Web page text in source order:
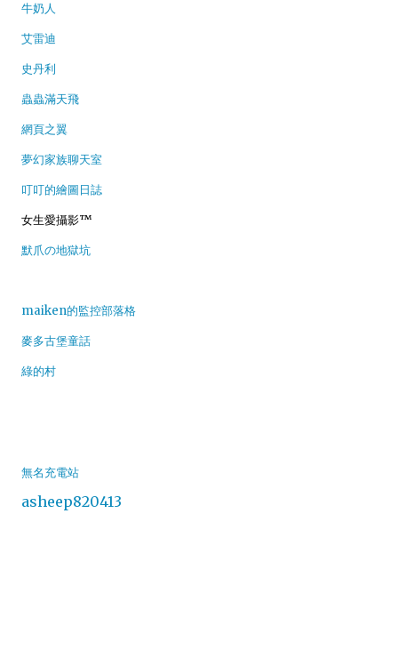
牛奶人
艾雷迪
史丹利
蟲蟲滿天飛
網頁之翼
夢幻家族聊天室
叮叮的繪圖日誌
女生愛攝影™
默爪の地獄坑
maiken的監控部落格
麥多古堡童話
綠的村
無名充電站
asheep820413